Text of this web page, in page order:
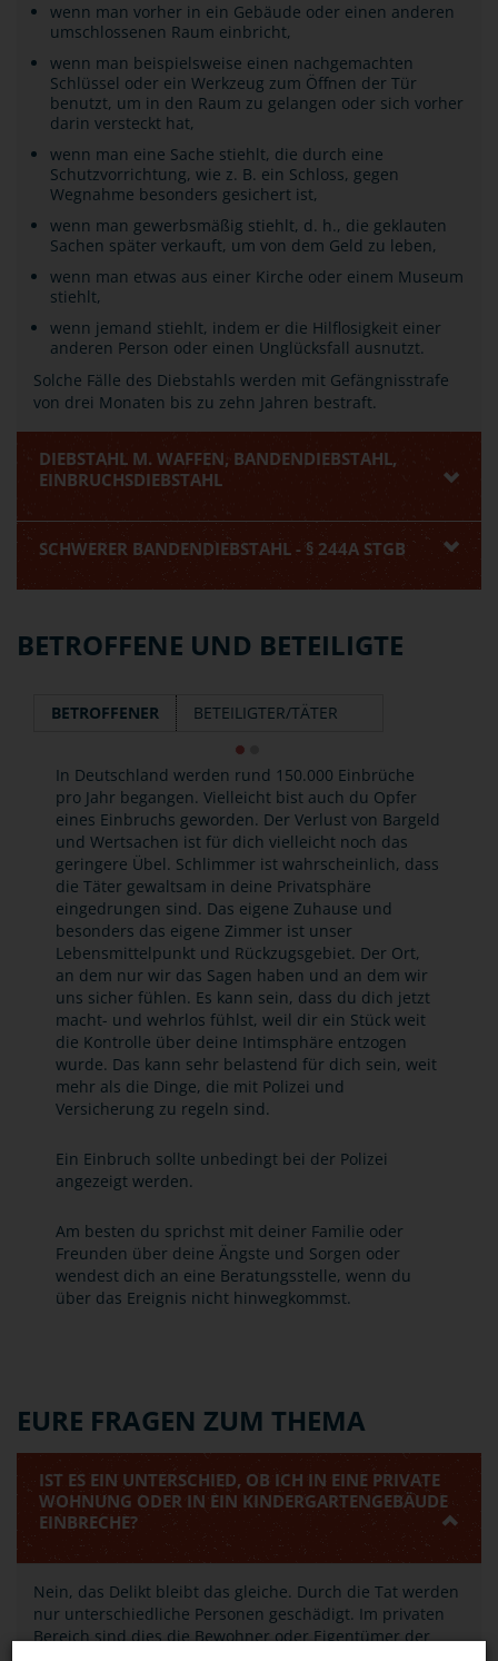
wenn man vorher in ein Gebäude oder einen anderen
umschlossenen Raum einbricht,
wenn man beispielsweise einen nachgemachten
Schlüssel oder ein Werkzeug zum Öffnen der Tür
benutzt, um in den Raum zu gelangen oder sich vorher
darin versteckt hat,
wenn man eine Sache stiehlt, die durch eine
Schutzvorrichtung, wie z. B. ein Schloss, gegen
Wegnahme besonders gesichert ist,
wenn man gewerbsmäßig stiehlt, d. h., die geklauten
Sachen später verkauft, um von dem Geld zu leben,
wenn man etwas aus einer Kirche oder einem Museum
stiehlt,
wenn jemand stiehlt, indem er die Hilflosigkeit einer
anderen Person oder einen Unglücksfall ausnutzt.
Solche Fälle des Diebstahls werden mit Gefängnisstrafe
von drei Monaten bis zu zehn Jahren bestraft.
DIEBSTAHL M. WAFFEN, BANDENDIEBSTAHL,
EINBRUCHSDIEBSTAHL
SCHWERER BANDENDIEBSTAHL - § 244A STGB
BETROFFENE UND BETEILIGTE
BETROFFENER BETEILIGTER/TÄTER
In Deutschland werden rund 150.000 Einbrüche
pro Jahr begangen. Vielleicht bist auch du Opfer
eines Einbruchs geworden. Der Verlust von Bargeld
und Wertsachen ist für dich vielleicht noch das
geringere Übel. Schlimmer ist wahrscheinlich, dass
die Täter gewaltsam in deine Privatsphäre
eingedrungen sind. Das eigene Zuhause und
besonders das eigene Zimmer ist unser
Lebensmittelpunkt und Rückzugsgebiet. Der Ort,
an dem nur wir das Sagen haben und an dem wir
uns sicher fühlen. Es kann sein, dass du dich jetzt
macht- und wehrlos fühlst, weil dir ein Stück weit
die Kontrolle über deine Intimsphäre entzogen
wurde. Das kann sehr belastend für dich sein, weit
mehr als die Dinge, die mit Polizei und
Versicherung zu regeln sind.
Ein Einbruch sollte unbedingt bei der Polizei
angezeigt werden.
Am besten du sprichst mit deiner Familie oder
Freunden über deine Ängste und Sorgen oder
wendest dich an eine Beratungsstelle, wenn du
über das Ereignis nicht hinwegkommst.
EURE FRAGEN ZUM THEMA
IST ES EIN UNTERSCHIED, OB ICH IN EINE PRIVATE
WOHNUNG ODER IN EIN KINDERGARTENGEBÄUDE
EINBRECHE?
Nein, das Delikt bleibt das gleiche. Durch die Tat werden
nur unterschiedliche Personen geschädigt. Im privaten
Bereich sind dies die Bewohner oder Eigentümer der